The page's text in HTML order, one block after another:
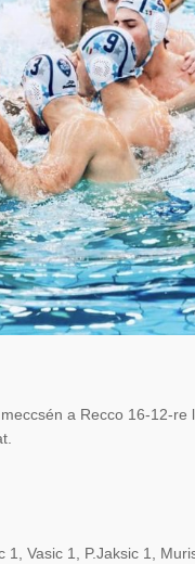
a Recco 16-12-
Vasic 1, P.Jaksic 1,